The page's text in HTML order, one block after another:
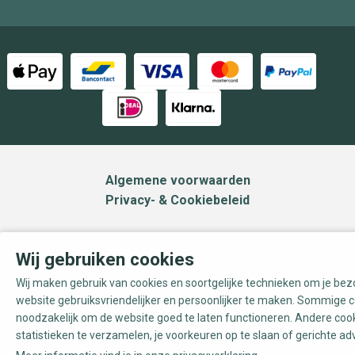
Algemene voorwaarden
Privacy- & Cookiebeleid
Wij gebruiken cookies
Wij maken gebruik van cookies en soortgelijke technieken om je
website gebruiksvriendelijker en persoonlijker te maken. Sommige
noodzakelijk om de website goed te laten functioneren. Andere
statistieken te verzamelen, je voorkeuren op te slaan of gerichte